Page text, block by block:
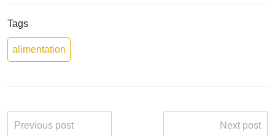
Tags
alimentation
Previous post Next post